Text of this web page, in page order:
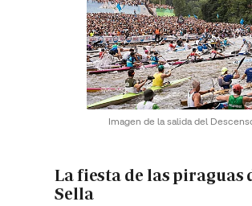
Imagen de la salida del
La fiesta de las piraguas
Sella